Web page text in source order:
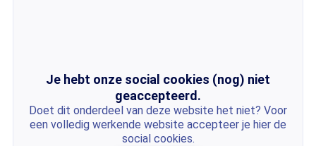
Je hebt onze social cookies (nog) niet
geaccepteerd.
Doet dit onderdeel van deze website het niet? Voor
een volledig werkende website accepteer je hier de
social cookies.